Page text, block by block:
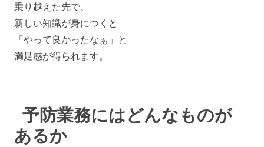
乗り越えた先で、
新しい知識が身につくと
「やって良かったなぁ」と
満足感が得られます。
予防業務にはどんなものが
あるか